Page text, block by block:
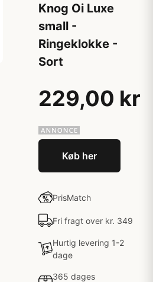
Knog Oi Luxe
small -
Ringeklokke -
Sort
229,00 kr
Køb her
PrisMatch
Fri fragt over kr. 349
Hurtig levering 1-2
dage
365 dages